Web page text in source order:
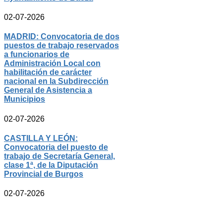
02-07-2026
MADRID: Convocatoria de dos
puestos de trabajo reservados
a funcionarios de
Administración Local con
habilitación de carácter
nacional en la Subdirección
General de Asistencia a
Municipios
02-07-2026
CASTILLA Y LEÓN:
Convocatoria del puesto de
trabajo de Secretaría General,
clase 1ª, de la Diputación
Provincial de Burgos
02-07-2026